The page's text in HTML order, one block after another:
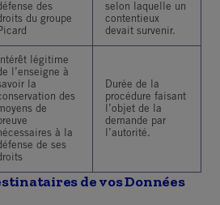
des
du groupe
selon laquelle un
contentieux
devait survenir.
Intérêt légitime
l’enseigne à
la
des
de
à la
de ses
Durée de la
procédure faisant
l’objet de la
demande par
l’autorité.
de vos Données